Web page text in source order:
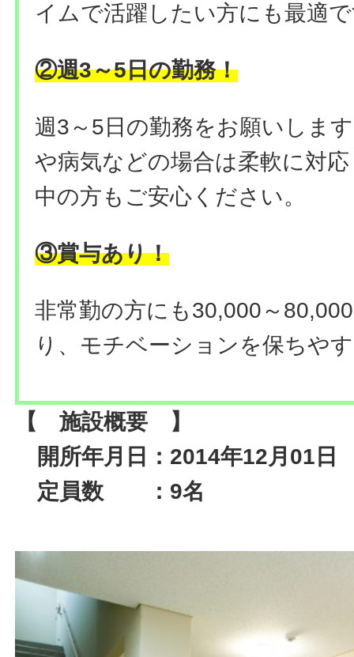
イムで活躍したい方にも最適
②週3～5日の勤務！
週3～5日の勤務をお願いしま
や病気などの場合は柔軟に対
中の方もご安心ください。
③賞与あり！
非常勤の方にも30,000～
り、モチベーションを保ちや
【 施設概要 】
開所年月日：2014年12月01日
定員数 ：9名